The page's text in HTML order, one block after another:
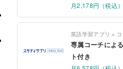
月2,178円（税込
英語学習アプリ +
専属コーチによ
ト付き